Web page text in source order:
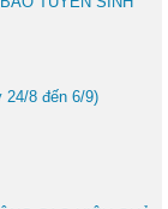
24/8 đến 6/9)